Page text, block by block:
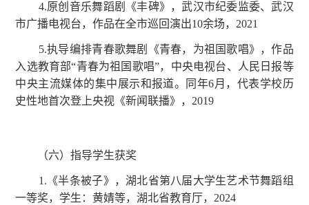
4.原创音乐舞蹈剧《丰碑》，武汉市纪委监委、武汉
市广播电视台，作品在全市巡回演出10余场，2021
5.执导编排青春歌舞剧《青春，为祖国歌唱》，作品
入选教育部“青春为祖国歌唱”，中央电视台、人民日报等
中央主流媒体的集中展示和报道。同年6月，代表学校历
史性地首次登上央视《新闻联播》，2019
（六）指导学生获奖
1.《半条被子》，湖北省第八届大学生艺术节舞蹈组
一等奖，学生：黄婧等，湖北省教育厅，2024